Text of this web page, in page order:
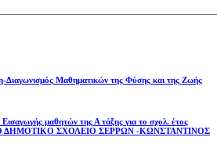
Διαγωνισμός Μαθηματικών της Φύσης και της Ζωής
μαθητών της Α τάξης για το σχολ. έτος
ΔΗΜΟΤΙΚΟ ΣΧΟΛΕΙΟ ΣΕΡΡΩΝ -ΚΩΝΣΤΑΝΤΙΝΟΣ